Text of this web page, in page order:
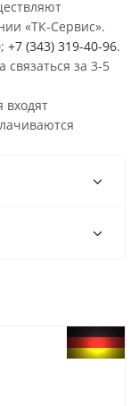
«ТК-Сервис».
; +7 (343) 319-40-96.
связаться за 3-5
входят